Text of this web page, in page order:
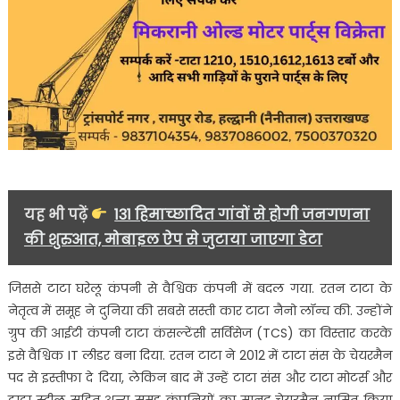
यह भी पढ़ें
131 हिमाच्छादित गांवों से होगी जनगणना
की शुरुआत, मोबाइल ऐप से जुटाया जाएगा डेटा
जिससे टाटा घरेलू कंपनी से वैश्विक कंपनी में बदल गया. रतन टाटा के
नेतृत्व में समूह ने दुनिया की सबसे सस्ती कार टाटा नैनो लॉन्च की. उन्होंने
ग्रुप की आईटी कंपनी टाटा कंसल्टेंसी सर्विसेज (TCS) का विस्तार करके
इसे वैश्विक IT लीडर बना दिया. रतन टाटा ने 2012 में टाटा संस के चेयरमैन
पद से इस्तीफा दे दिया, लेकिन बाद में उन्हें टाटा संस और टाटा मोटर्स और